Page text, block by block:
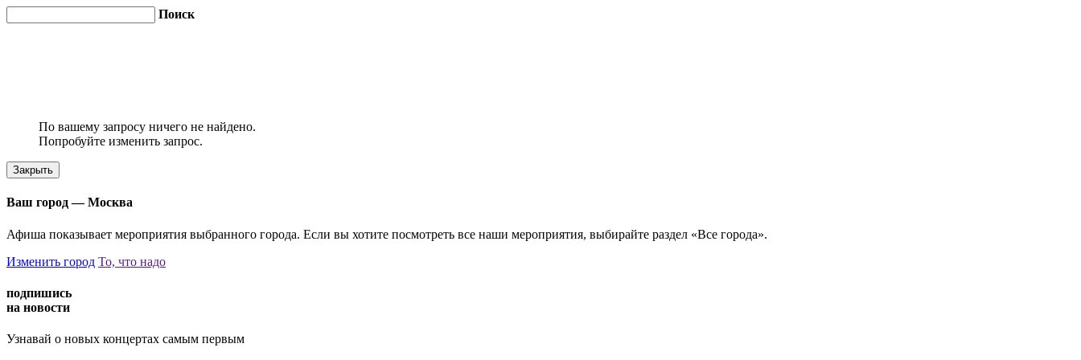
Поиск
По вашему запросу ничего не найдено.
Попробуйте изменить запрос.
Закрыть
Ваш город —Москва
Афиша показывает мероприятия выбранного города. Если вы хотите посмотреть все наши мероприятия, выбирайте раздел «Все города».
Изменить город То, что надо
подпишись
на новости
Узнавай о новых концертах самым первым